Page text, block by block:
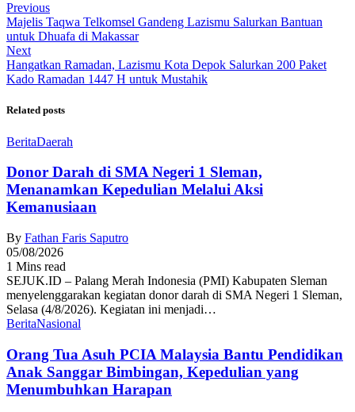
Previous
Majelis Taqwa Telkomsel Gandeng Lazismu Salurkan Bantuan
untuk Dhuafa di Makassar
Next
Hangatkan Ramadan, Lazismu Kota Depok Salurkan 200 Paket
Kado Ramadan 1447 H untuk Mustahik
Related posts
BeritaDaerah
Donor Darah di SMA Negeri 1 Sleman,
Menanamkan Kepedulian Melalui Aksi
Kemanusiaan
By Fathan Faris Saputro
05/08/2026
1 Mins read
SEJUK.ID – Palang Merah Indonesia (PMI) Kabupaten Sleman
menyelenggarakan kegiatan donor darah di SMA Negeri 1 Sleman,
Selasa (4/8/2026). Kegiatan ini menjadi…
BeritaNasional
Orang Tua Asuh PCIA Malaysia Bantu Pendidikan
Anak Sanggar Bimbingan, Kepedulian yang
Menumbuhkan Harapan